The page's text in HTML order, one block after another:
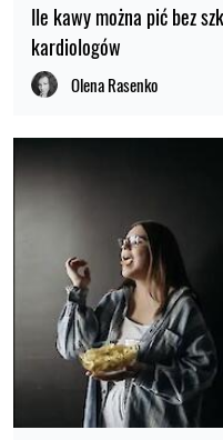
Ile kawy można pić bez
kardiologów
Olena Rasenko